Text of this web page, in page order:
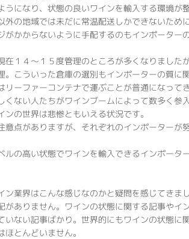
うになり、状態の良いワインを輸入する環境が
外の地域では未だに常温配送しかできないため
がかからないように手配するのもインポーター
在１４〜１５度管理のところが多くなりました
。こういった倉庫の選別もインポーターの質に
リーファーコンテナで運ぶことが普通になって
くない人たちがワインブームによって数多く参
ンの世界は悲惨ともいえる状況です。
意点がありますが、それぞれのインポーターが
ルの高い状態でワインを輸入できるインポータ
ン業界はこんな感じなのかと疑問を感じてきま
がありません。ワインの状態に関する記事やイ
いない記事ばかり。世界的にもワインの状態に
ほとんどいません。